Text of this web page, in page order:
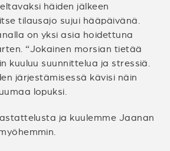
häiden jälkeen
tilausajo sujui hääpäivänä.
on yksi asia hoidettuna
“Jokainen morsian tietää
kuuluu suunnittelua ja stressiä.
järjestämisessä kävisi näin
lopuksi.
ja kuulemme Jaanan